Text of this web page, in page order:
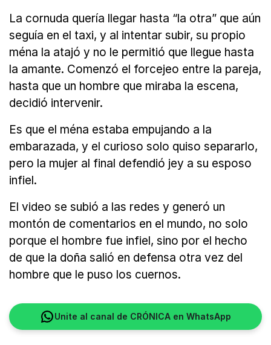
La cornuda quería llegar hasta “la otra” que aún
seguía en el taxi, y al intentar subir, su propio
ména la atajó y no le permitió que llegue hasta
la amante. Comenzó el forcejeo entre la pareja,
hasta que un hombre que miraba la escena,
decidió intervenir.
Es que el ména estaba empujando a la
embarazada, y el curioso solo quiso separarlo,
pero la mujer al final defendió jey a su esposo
infiel.
El video se subió a las redes y generó un
montón de comentarios en el mundo, no solo
porque el hombre fue infiel, sino por el hecho
de que la doña salió en defensa otra vez del
hombre que le puso los cuernos.
Unite al canal de CRÓNICA en WhatsApp